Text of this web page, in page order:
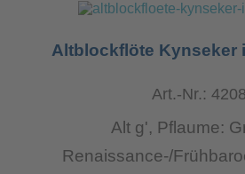
Altblockflöte Kynseker
Art.-Nr.: 4208
Alt g', Pflaume:
Renaissance-/